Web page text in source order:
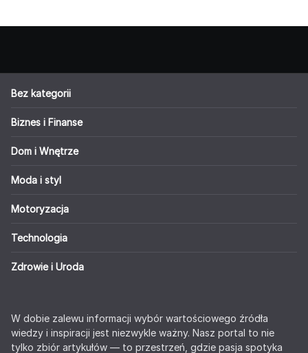
Bez kategorii
Biznes i Finanse
Dom i Wnętrze
Moda i styl
Motoryzacja
Technologia
Zdrowie i Uroda
W dobie zalewu informacji wybór wartościowego źródła
wiedzy i inspiracji jest niezwykle ważny. Nasz portal to nie
tylko zbiór artykułów — to przestrzeń, gdzie pasja spotyka